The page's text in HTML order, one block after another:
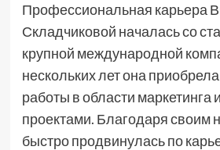
Профессиональная карьера
Складчиковой началась со
крупной международной
нескольких лет она
работы в области маркетинга
проектами. Благодаря своим
быстро продвинулась по